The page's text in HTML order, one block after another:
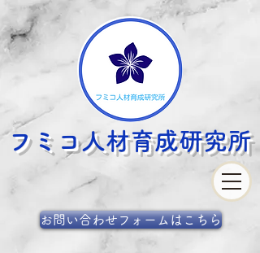
フミコ人材育成研究所
お問い合わせフォームはこちら